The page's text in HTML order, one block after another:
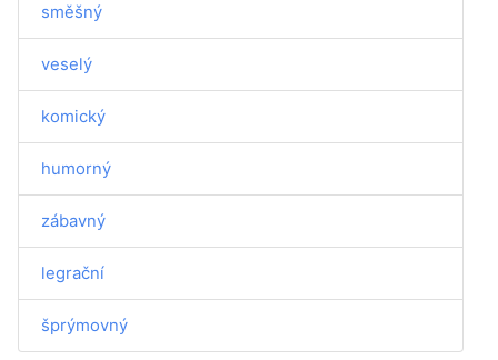
směšný
veselý
komický
humorný
zábavný
legrační
šprýmovný